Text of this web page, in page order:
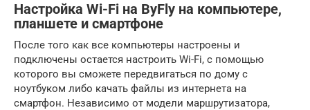
Настройка Wi-Fi на ByFly на компьютере,
планшете и смартфоне
После того как все компьютеры настроены и
подключены остается настроить Wi-Fi, с помощью
которого вы сможете передвигаться по дому с
ноутбуком либо качать файлы из интернета на
смартфон. Независимо от модели маршрутизатора,